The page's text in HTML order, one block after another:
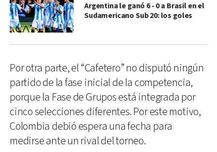
Argentina le ganó 6 - 0 a Brasil en el
Sudamericano Sub 20: los goles
Por otra parte, el “Cafetero” no disputó ningún
partido de la fase inicial de la competencia,
porque la Fase de Grupos está integrada por
cinco selecciones diferentes. Por este motivo,
Colombia debió espera una fecha para
medirse ante un rival del torneo.